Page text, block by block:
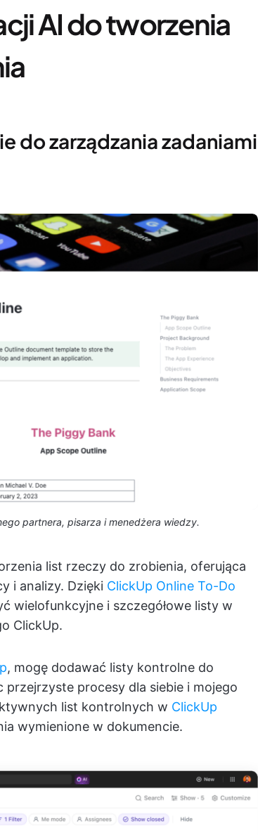
AI do tworzenia
do zarządzania zadaniami
partnera, pisarza i menedżera wiedzy.
list rzeczy do zrobienia, oferująca
i analizy. Dzięki ClickUp Online To-Do
wielofunkcyjne i szczegółowe listy w
ClickUp.
, mogę dodawać listy kontrolne do
procesy dla siebie i mojego
list kontrolnych w ClickUp
wymienione w dokumencie.